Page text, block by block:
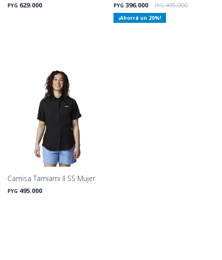
PYG 629.000 PYG 396.000 PYG 495.000
20
Camisa Tamiami II SS Mujer
PYG 495.000